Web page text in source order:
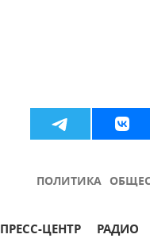
ПОЛИТИКА
ПРЕСС-ЦЕНТР РАДИО